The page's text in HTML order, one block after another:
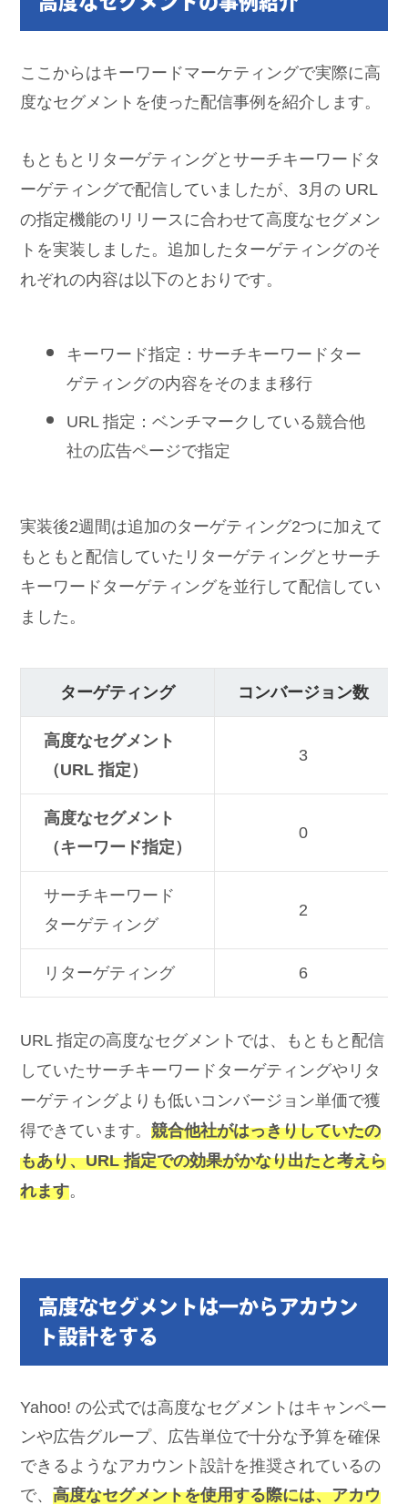
ここからはキーワードマーケティングで実際に高
度なセグメントを使った配信事例を紹介します。
もともとリターゲティングとサーチキーワードタ
ーゲティングで配信していましたが、3月の URL
の指定機能のリリースに合わせて高度なセグメン
トを実装しました。追加したターゲティングのそ
れぞれの内容は以下のとおりです。
キーワード指定：サーチキーワードター
ゲティングの内容をそのまま移行
URL 指定：ベンチマークしている競合他
社の広告ページで指定
実装後2週間は追加のターゲティング2つに加えて
もともと配信していたリターゲティングとサーチ
キーワードターゲティングを並行して配信してい
ました。
ターゲティング コンバージョン数
高度なセグメント
（URL 指定）
3
高度なセグメント
（キーワード指定）
0
サーチキーワード
ターゲティング
2
リターゲティング 6
URL 指定の高度なセグメントでは、もともと配信
していたサーチキーワードターゲティングやリタ
ーゲティングよりも低いコンバージョン単価で獲
得できています。競合他社がはっきりしていたの
もあり、URL 指定での効果がかなり出たと考えら
れます。
高度なセグメントは一からアカウン
ト設計をする
Yahoo! の公式では高度なセグメントはキャンペー
ンや広告グループ、広告単位で十分な予算を確保
できるようなアカウント設計を推奨されているの
で、高度なセグメントを使用する際には、アカウ